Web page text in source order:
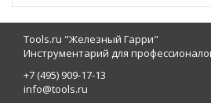
Tools.ru "Железный Гарри"
Инструментарий для
+7 (495) 909-17-13
info@tools.ru